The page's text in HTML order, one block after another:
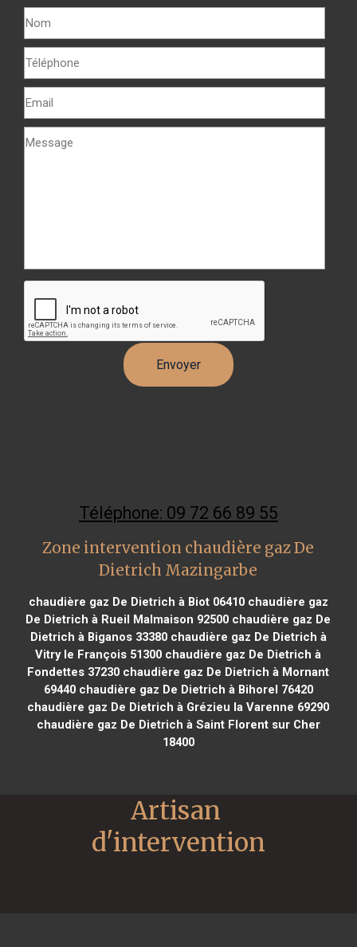
Téléphone: 09 72 66 89 55
Zone intervention chaudière gaz De
Dietrich Mazingarbe
chaudière gaz De Dietrich à Biot 06410chaudière gaz
De Dietrich à Rueil Malmaison 92500 chaudière gaz De
Dietrich à Biganos 33380chaudière gaz De Dietrich à
Vitry le François 51300 chaudière gaz De Dietrich à
Fondettes 37230 chaudière gaz De Dietrich à Mornant
69440chaudière gaz De Dietrich à Bihorel 76420
chaudière gaz De Dietrich à Grézieu la Varenne 69290
chaudière gaz De Dietrich à Saint Florent sur Cher
18400
Artisan
d'intervention